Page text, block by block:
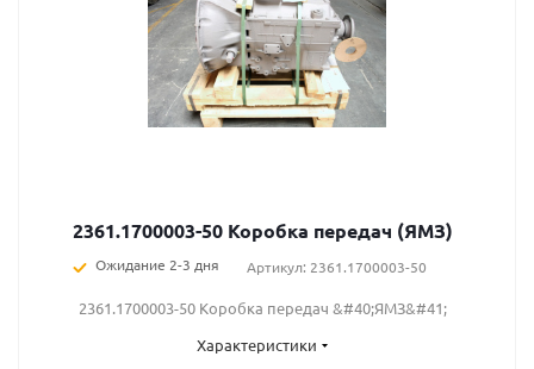
2361.1700003-50 Коробка передач (ЯМЗ)
Ожидание 2-3 дня Артикул: 2361.1700003-50
2361.1700003-50 Коробка передач &#40;ЯМЗ&#41;
Характеристики